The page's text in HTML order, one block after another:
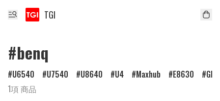
TGI
#benq
U6540 U7540 U8640 U4 Maxhub E8630
GF1
1項 商品